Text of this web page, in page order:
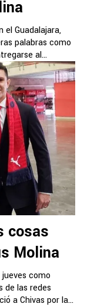
Guadalajara,
palabras como
al...
cosas
Molina
como
de las redes
a Chivas por la...